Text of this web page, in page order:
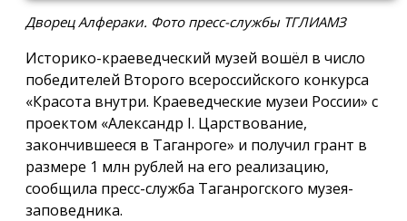
Дворец Алфераки. Фото пресс-службы ТГЛИАМЗ
Историко-краеведческий музей вошёл в число
победителей Второго всероссийского конкурса
«Красота внутри. Краеведческие музеи России» с
проектом «Александр I. Царствование,
закончившееся в Таганроге» и получил грант в
размере 1 млн рублей на его реализацию,
сообщила пресс-служба Таганрогского музея-
заповедника.